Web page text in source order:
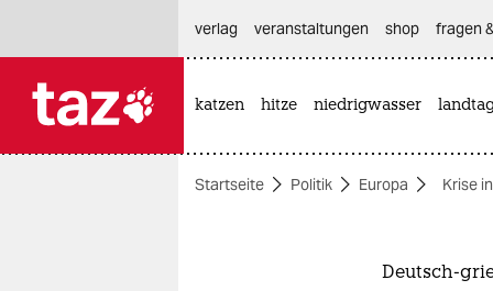
themen
verlag
veranstaltungen shop fragen
katzen hitze niedrigwasser
Startseite Politik Europa Krise
Deutsch-